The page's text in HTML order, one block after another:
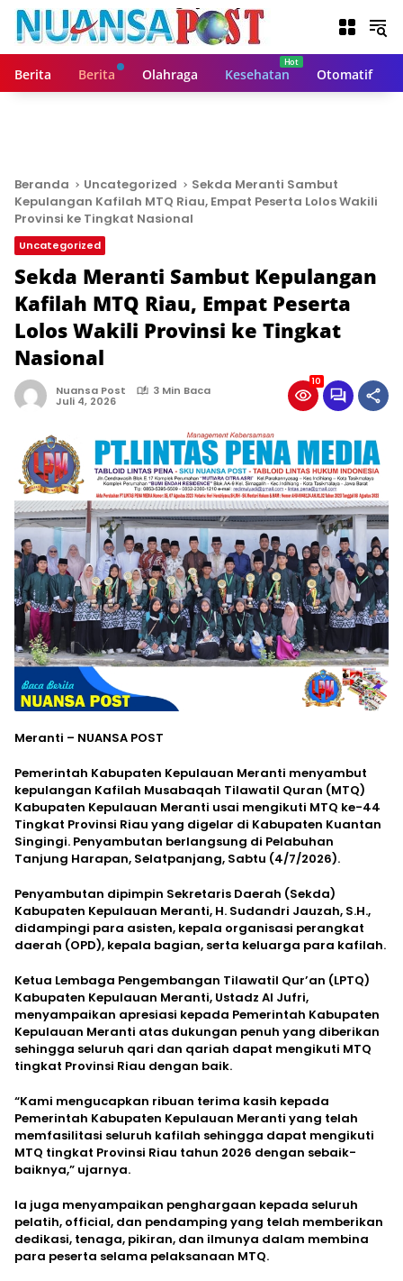
Berita Berita Olahraga Kesehatan Otomatif
Beranda Uncategorized
Sekda Meranti Sambut
Kepulangan Kafilah MTQ Riau, Empat Peserta Lolos Wakili
Provinsi ke Tingkat Nasional
Uncategorized
Sekda Meranti Sambut Kepulangan
Kafilah MTQ Riau, Empat Peserta
Lolos Wakili Provinsi ke Tingkat
Nasional
Nuansa Post 3 Min Baca
Juli 4, 2026
10
Meranti – NUANSA POST
Pemerintah Kabupaten Kepulauan Meranti menyambut
kepulangan Kafilah Musabaqah Tilawatil Quran (MTQ)
Kabupaten Kepulauan Meranti usai mengikuti MTQ ke-44
Tingkat Provinsi Riau yang digelar di Kabupaten Kuantan
Singingi. Penyambutan berlangsung di Pelabuhan
Tanjung Harapan, Selatpanjang, Sabtu (4/7/2026).
Penyambutan dipimpin Sekretaris Daerah (Sekda)
Kabupaten Kepulauan Meranti, H. Sudandri Jauzah, S.H.,
didampingi para asisten, kepala organisasi perangkat
daerah (OPD), kepala bagian, serta keluarga para kafilah.
Ketua Lembaga Pengembangan Tilawatil Qur’an (LPTQ)
Kabupaten Kepulauan Meranti, Ustadz Al Jufri,
menyampaikan apresiasi kepada Pemerintah Kabupaten
Kepulauan Meranti atas dukungan penuh yang diberikan
sehingga seluruh qari dan qariah dapat mengikuti MTQ
tingkat Provinsi Riau dengan baik.
“Kami mengucapkan ribuan terima kasih kepada
Pemerintah Kabupaten Kepulauan Meranti yang telah
memfasilitasi seluruh kafilah sehingga dapat mengikuti
MTQ tingkat Provinsi Riau tahun 2026 dengan sebaik-
baiknya,” ujarnya.
Ia juga menyampaikan penghargaan kepada seluruh
pelatih, official, dan pendamping yang telah memberikan
dedikasi, tenaga, pikiran, dan ilmunya dalam membina
para peserta selama pelaksanaan MTQ.